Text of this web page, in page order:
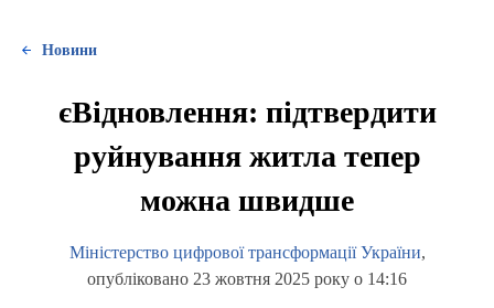
Новини
єВідновлення: підтвердити
руйнування житла тепер
можна швидше
Міністерство цифрової трансформації України,
опубліковано 23 жовтня 2025 року о 14:16